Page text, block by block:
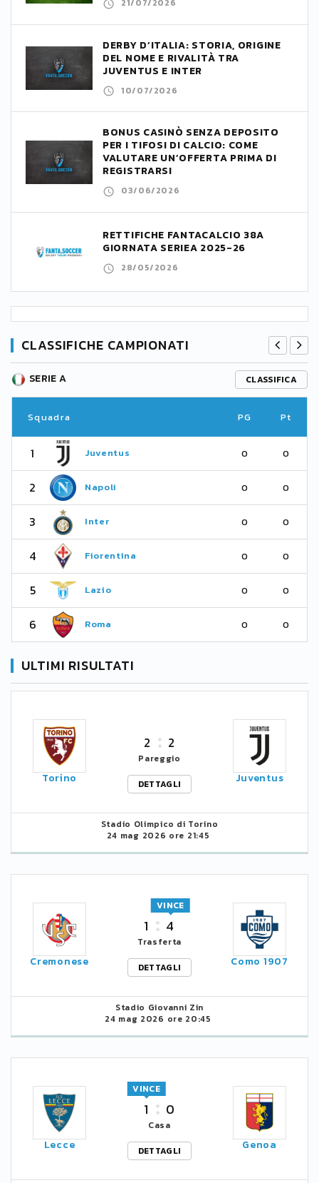
21/07/2026
DERBY D’ITALIA: STORIA, ORIGINE
DEL NOME E RIVALITÀ TRA
JUVENTUS E INTER
10/07/2026
BONUS CASINÒ SENZA DEPOSITO
PER I TIFOSI DI CALCIO: COME
VALUTARE UN’OFFERTA PRIMA DI
REGISTRARSI
03/06/2026
RETTIFICHE FANTACALCIO 38A
GIORNATA SERIEA 2025-26
28/05/2026
CLASSIFICHE CAMPIONATI
SERIE A CLASSIFICA
Squadra PG Pt
1 Juventus 0 0
2 Napoli 0 0
3 Inter 0 0
4 Fiorentina 0 0
5 Lazio 0 0
6 Roma 0 0
ULTIMI RISULTATI
Torino
2 2
Pareggio
DETTAGLI
Juventus
Stadio Olimpico di Torino
24 mag 2026 ore 21:45
Cremonese
1 4
VINCE
Trasferta
DETTAGLI
Como 1907
Stadio Giovanni Zin
24 mag 2026 ore 20:45
Lecce
1
VINCE
0
Casa
DETTAGLI
Genoa